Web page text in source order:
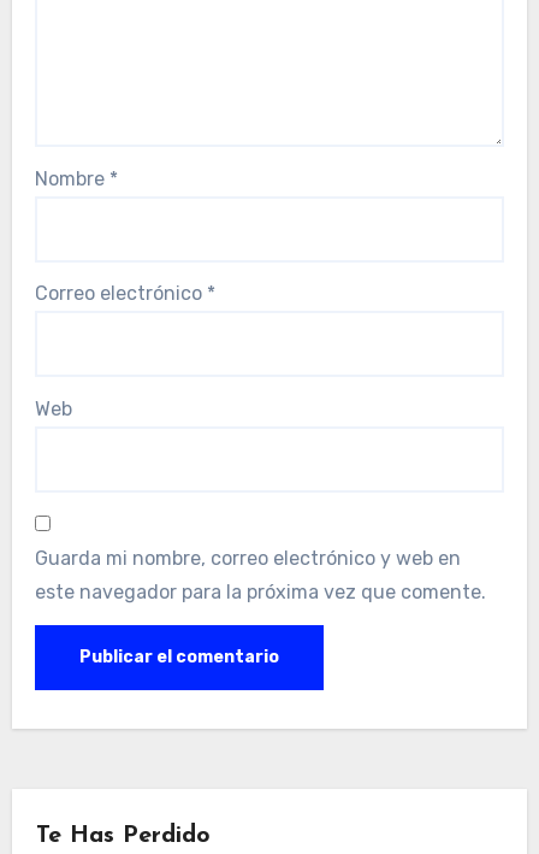
Nombre *
Correo electrónico *
Web
Guarda mi nombre, correo electrónico y web en
este navegador para la próxima vez que comente.
Te Has Perdido